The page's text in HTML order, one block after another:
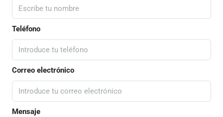
Teléfono
Correo electrónico
Mensaje